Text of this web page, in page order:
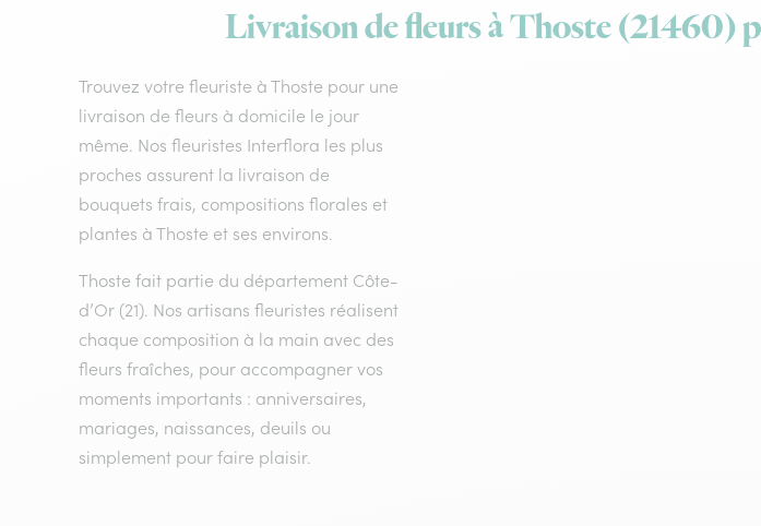
Livraison de fleurs à Thoste (21460)
Trouvez votre fleuriste à Thoste pour une
livraison de fleurs à domicile le jour
même. Nos fleuristes Interflora les plus
proches assurent la livraison de
bouquets frais, compositions florales et
plantes à Thoste et ses environs.
Thoste fait partie du département Côte-
d’Or (21). Nos artisans fleuristes réalisent
chaque composition à la main avec des
fleurs fraîches, pour accompagner vos
moments importants : anniversaires,
mariages, naissances, deuils ou
simplement pour faire plaisir.